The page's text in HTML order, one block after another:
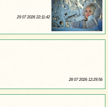
29 07 2026 22:11:42
28 07 2026 12:29:56